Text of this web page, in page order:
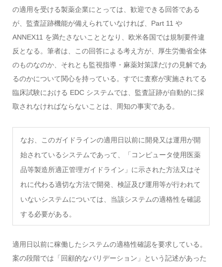
の適用を受ける製薬企業にとっては、歓迎できる回答である
が、監査証跡機能が備えられていなければ、Part 11 や
ANNEX11 を満たさないこととなり、欧米各国では規制要件違
反となる。筆者は、この回答による考え方が、厚生労働省全体
のものなのか、それとも監視指導・麻薬対策課だけの見解であ
るのかについて関心を持っている。すでに査察が実施されてる
臨床試験における EDC システムでは、監査証跡が自動的に採
取されなければならないことは、周知の事実である。
なお、このガイドラインの適用日以前に開発又は運用が開
始されているシステムであって、「コンピュータ使用医薬
品等製造所適正管理ガイドライン」に示された方法又はそ
れに代わる適切な方法で開発、検証及び運用等が行われて
いないシステムについては、当該システムの適格性を確認
する必要がある。
適用日以前に稼働したシステムの適格性確認を要求している。
案の段階では「回顧的なバリデーション」という記述があった